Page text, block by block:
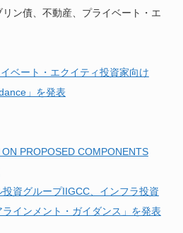
ン債、不動産、プライベート・エ
ベート・エクイティ投資家向け
」を発表
PROPOSED COMPONENTS
資グループIIGCC、インフラ投資
インメント・ガイダンス」を発表